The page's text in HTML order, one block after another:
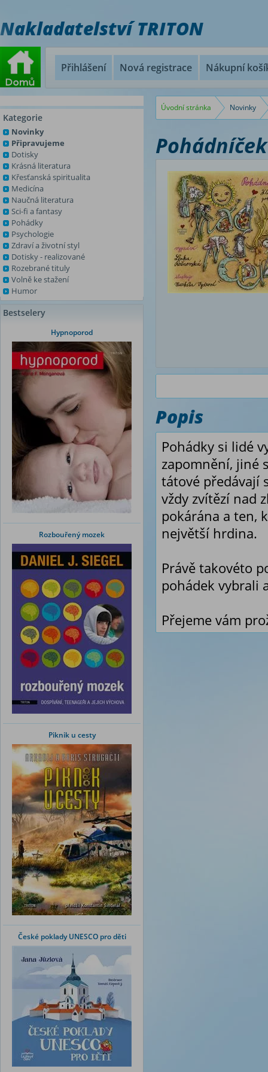
Nakladatelství TRITON
Přihlášení Nová registrace Nákupní
Kategorie
Novinky
Připravujeme
Dotisky
Krásná literatura
Křesťanská spiritualita
Medicína
Naučná literatura
Sci-fi a fantasy
Pohádky
Psychologie
Zdraví a životní styl
Dotisky - realizované
Rozebrané tituly
Volně ke stažení
Humor
Bestselery
Hypnoporod
Rozbouřený mozek
Piknik u cesty
České poklady UNESCO pro děti
Úvodní stránka Novinky
Pohádníček
Popis
Pohádky si lidé
zapomnění, jiné
tátové předávají
vždy zvítězí nad
pokárána a ten,
největší hrdina.
Právě takovéto
pohádek vybrali
Přejeme vám